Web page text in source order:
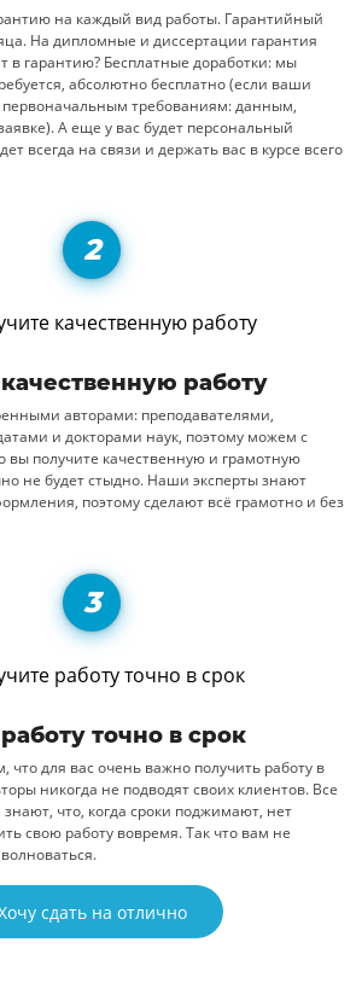
на каждый вид работы. Гарантийный
На дипломные и диссертации гарантия
в гарантию? Бесплатные доработки: мы
абсолютно бесплатно (если ваши
первоначальным требованиям: данным,
А еще у вас будет персональный
всегда на связи и держать вас в курсе всего
работу
авторами: преподавателями,
и докторами наук, поэтому можем с
вы получите качественную и грамотную
не будет стыдно. Наши эксперты знают
поэтому сделают всё грамотно и без
точно в срок
для вас очень важно получить работу в
никогда не подводят своих клиентов. Все
что, когда сроки поджимают, нет
свою работу вовремя. Так что вам не
сдать на отлично